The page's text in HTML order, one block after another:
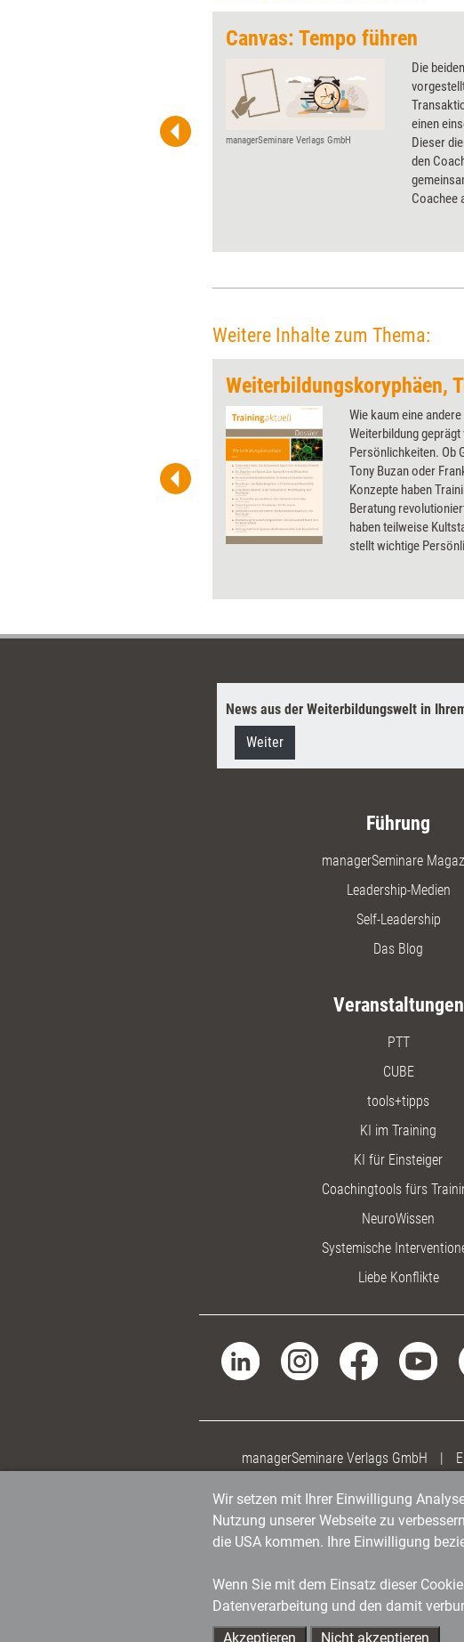
Alles muss sofort erledigt sein
Canvas: Tempo führen
managerSeminare Verlags GmbH
Die
einen
Dieser
den
Coachee
Weitere Inhalte zum Thema:
Weiterbildungskoryphäen,
Wie kaum eine
Weiterbildung
Persönlichkeiten. Ob
Tony Buzan oder
Konzepte haben
Beratung
haben teilweise
stellt wichtige
News aus der Weiterbildungswelt in
Weiter
Führung
managerSeminare
Leadership-Medien
Self-Leadership
Das Blog
Veranstaltungen
PTT
CUBE
tools+tipps
KI im Training
KI für Einsteiger
Coachingtools fürs
NeuroWissen
Systemische
Liebe Konflikte
managerSeminare Verlags GmbH |
Wir setzen mit Ihrer Einwilligung
Nutzung unserer Webseite zu
die USA kommen. Ihre Einwilligung
Wenn Sie mit dem Einsatz dieser
Datenverarbeitung und den damit
Akzeptieren
Nicht akzeptieren